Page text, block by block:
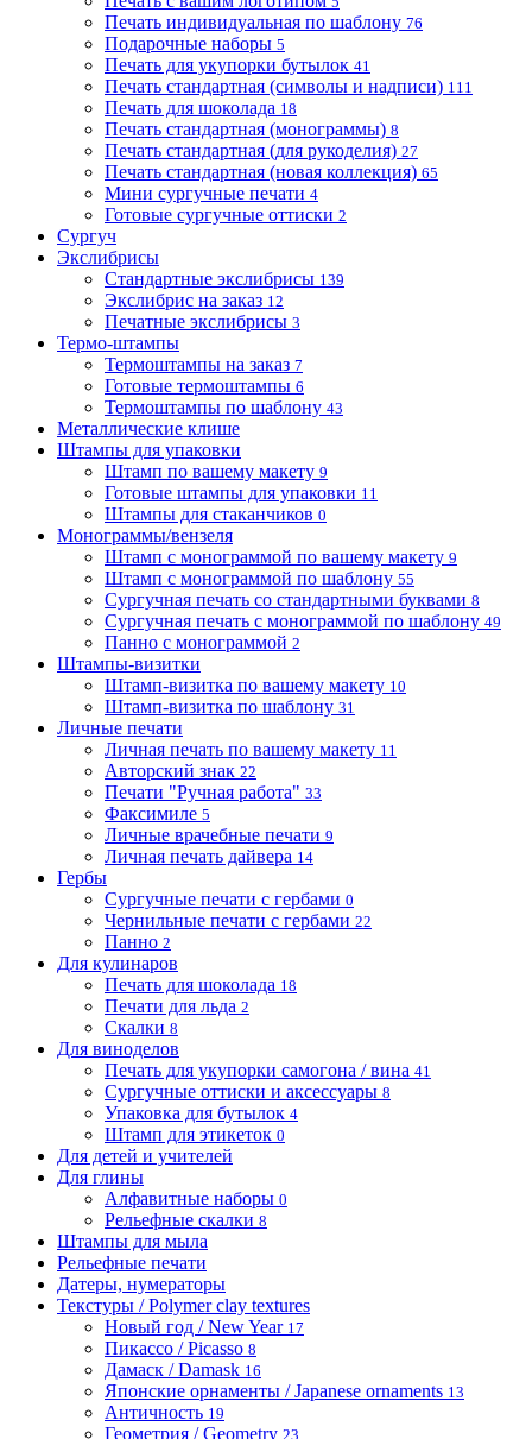
Печать индивидуальная по шаблону 76
Подарочные наборы 5
Печать для укупорки бутылок 41
Печать стандартная (символы и надписи) 111
Печать для шоколада 18
Печать стандартная (монограммы) 8
Печать стандартная (для рукоделия) 27
Печать стандартная (новая коллекция) 65
Мини сургучные печати 4
Готовые сургучные оттиски 2
Сургуч
Экслибрисы
Стандартные экслибрисы 139
Экслибрис на заказ 12
Печатные экслибрисы 3
Термо-штампы
Термоштампы на заказ 7
Готовые термоштампы 6
Термоштампы по шаблону 43
Металлические клише
Штампы для упаковки
Штамп по вашему макету 9
Готовые штампы для упаковки 11
Штампы для стаканчиков 0
Монограммы/вензеля
Штамп с монограммой по вашему макету 9
Штамп с монограммой по шаблону 55
Сургучная печать со стандартными буквами 8
Сургучная печать с монограммой по шаблону 49
Панно с монограммой 2
Штампы-визитки
Штамп-визитка по вашему макету 10
Штамп-визитка по шаблону 31
Личные печати
Личная печать по вашему макету 11
Авторский знак 22
Печати "Ручная работа" 33
Факсимиле 5
Личные врачебные печати 9
Личная печать дайвера 14
Гербы
Сургучные печати с гербами 0
Чернильные печати с гербами 22
Панно 2
Для кулинаров
Печать для шоколада 18
Печати для льда 2
Скалки 8
Для виноделов
Печать для укупорки самогона / вина 41
Сургучные оттиски и аксессуары 8
Упаковка для бутылок 4
Штамп для этикеток 0
Для детей и учителей
Для глины
Алфавитные наборы 0
Рельефные скалки 8
Штампы для мыла
Рельефные печати
Датеры, нумераторы
Текстуры / Polymer clay textures
Новый год / New Year 17
Пикассо / Picasso 8
Дамаск / Damask 16
Японские орнаменты / Japanese ornaments 13
Античность 19
Геометрия / Geometry 23